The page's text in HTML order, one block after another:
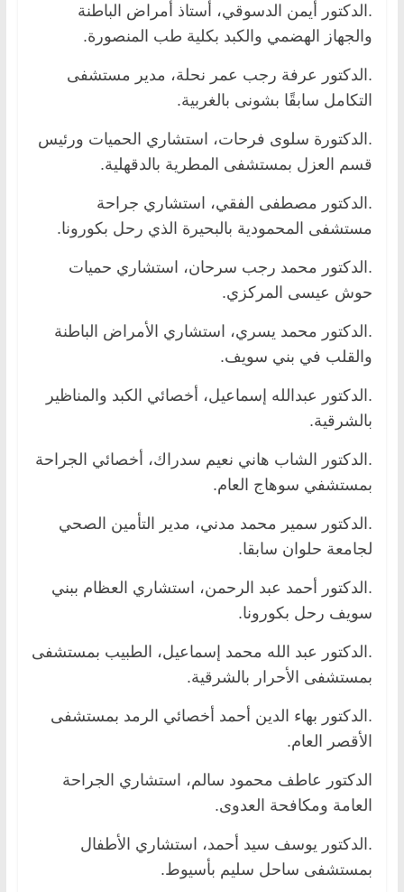
.الدكتور أيمن الدسوقي، أستاذ أمراض الباطنة
والجهاز الهضمي والكبد بكلية طب المنصورة.
.الدكتور عرفة رجب عمر نحلة، مدير مستشفى
التكامل سابقًا بشونى بالغربية.
.الدكتورة سلوى فرحات، استشاري الحميات ورئيس
قسم العزل بمستشفى المطرية بالدقهلية.
.الدكتور مصطفى الفقي، استشاري جراحة
مستشفى المحمودية بالبحيرة الذي رحل بكورونا.
.الدكتور محمد رجب سرحان، استشاري حميات
حوش عيسى المركزي.
.الدكتور محمد يسري، استشاري الأمراض الباطنة
والقلب في بني سويف.
.الدكتور عبدالله إسماعيل، أخصائي الكبد والمناظير
بالشرقية.
.الدكتور الشاب هاني نعيم سدراك، أخصائي الجراحة
بمستشفي سوهاج العام.
.الدكتور سمير محمد مدني، مدير التأمين الصحي
لجامعة حلوان سابقا.
.الدكتور أحمد عبد الرحمن، استشاري العظام ببني
سويف رحل بكورونا.
.الدكتور عبد الله محمد إسماعيل، الطبيب بمستشفى
بمستشفى الأحرار بالشرقية.
.الدكتور بهاء الدين أحمد أخصائي الرمد بمستشفى
الأقصر العام.
الدكتور عاطف محمود سالم، استشاري الجراحة
العامة ومكافحة العدوى.
.الدكتور يوسف سيد أحمد، استشاري الأطفال
بمستشفى ساحل سليم بأسيوط.